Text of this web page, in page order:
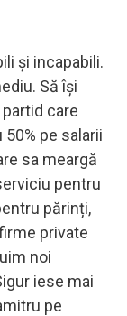
și incapabili.
Să își
care
pe salarii
sa meargă
pentru
părinți,
private
noi
iese mai
pe